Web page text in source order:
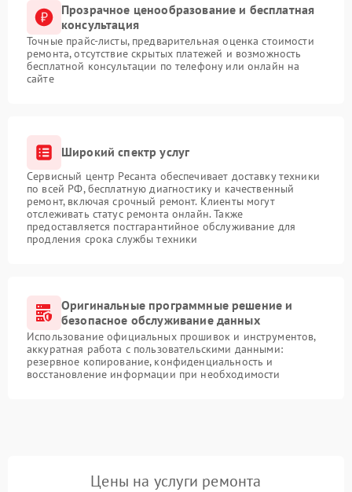
Прозрачное ценообразование и бесплатная
консультация
Точные прайс-листы, предварительная оценка стоимости
ремонта, отсутствие скрытых платежей и возможность
бесплатной консультации по телефону или онлайн на
сайте
Широкий спектр услуг
Сервисный центр Ресанта обеспечивает доставку техники
по всей РФ, бесплатную диагностику и качественный
ремонт, включая срочный ремонт. Клиенты могут
отслеживать статус ремонта онлайн. Также
предоставляется постгарантийное обслуживание для
продления срока службы техники
Оригинальные программные решение и
безопасное обслуживание данных
Использование официальных прошивок и инструментов,
аккуратная работа с пользовательскими данными:
резервное копирование, конфиденциальность и
восстановление информации при необходимости
Цены на услуги ремонта